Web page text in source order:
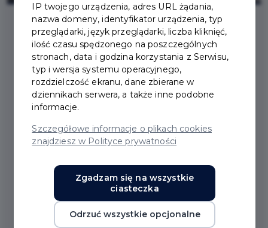
2021-09-02
PUNKT SZCZEPIEŃ W
OCHOTNICZEJ STRAŻY
POŻARNEJ
W imieniu Ochotniczej Straży Pożarnej w Pruszczu
Gdańskim zapraszamy chętnych do punktu szczepień
w najbliższy piątek, 03.09.2021 od godziny 16:00 w
budynku remizy, która znajduje się przy ul. Chopina 32.
IP twojego urządzenia, adres URL żądania,
nazwa domeny, identyfikator urządzenia, typ
przeglądarki, język przeglądarki, liczba kliknięć,
ilość czasu spędzonego na poszczególnych
stronach, data i godzina korzystania z Serwisu,
typ i wersja systemu operacyjnego,
rozdzielczość ekranu, dane zbierane w
dziennikach serwera, a także inne podobne
informacje.
Szczegółowe informacje o plikach cookies
znajdziesz w Polityce prywatności
Zgadzam się na wszystkie
ciasteczka
Odrzuć wszystkie opcjonalne